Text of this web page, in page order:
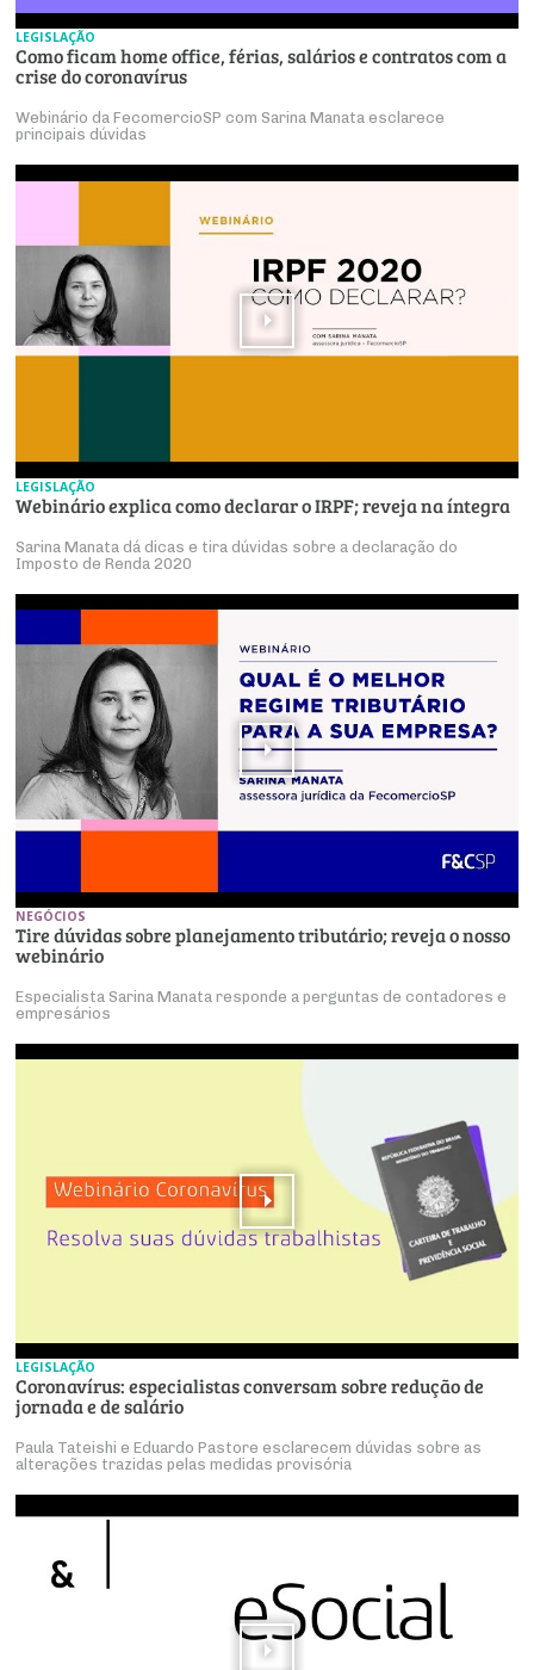
LEGISLAÇÃO
Como ficam home office, férias, salários e contratos com a
crise do coronavírus
Webinário da FecomercioSP com Sarina Manata esclarece
principais dúvidas
LEGISLAÇÃO
Webinário explica como declarar o IRPF; reveja na íntegra
Sarina Manata dá dicas e tira dúvidas sobre a declaração do
Imposto de Renda 2020
NEGÓCIOS
Tire dúvidas sobre planejamento tributário; reveja o nosso
webinário
Especialista Sarina Manata responde a perguntas de contadores e
empresários
LEGISLAÇÃO
Coronavírus: especialistas conversam sobre redução de
jornada e de salário
Paula Tateishi e Eduardo Pastore esclarecem dúvidas sobre as
alterações trazidas pelas medidas provisória